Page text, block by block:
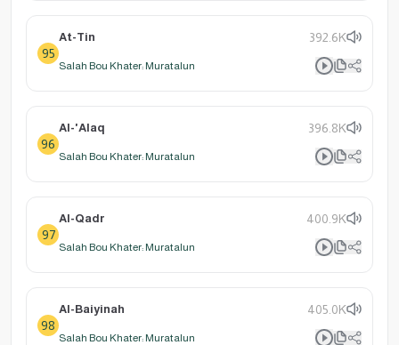
95
At-Tin 392.6K
Salah Bou Khater: Muratalun
96
Al-'Alaq 396.8K
Salah Bou Khater: Muratalun
97
Al-Qadr 400.9K
Salah Bou Khater: Muratalun
98
Al-Baiyinah 405.0K
Salah Bou Khater: Muratalun